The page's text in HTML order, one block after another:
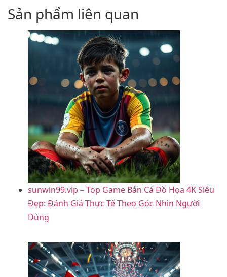
Sản phẩm liên quan
sunwin99.vip – Top Game Bắn Cá Đồ Họa 4K Siêu
Đẹp: Đánh Giá Thực Tế Theo Góc Nhìn Người
Dùng